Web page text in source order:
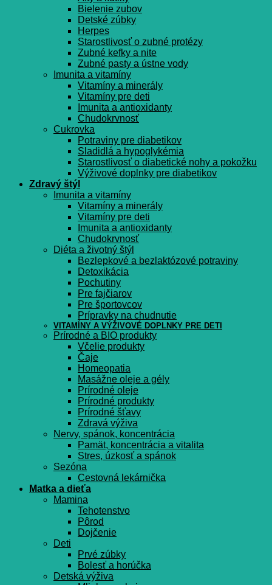
Bielenie zubov
Detské zúbky
Herpes
Starostlivosť o zubné protézy
Zubné kefky a nite
Zubné pasty a ústne vody
Imunita a vitamíny
Vitamíny a minerály
Vitamíny pre deti
Imunita a antioxidanty
Chudokrvnosť
Cukrovka
Potraviny pre diabetikov
Sladidlá a hypoglykémia
Starostlivosť o diabetické nohy a pokožku
Výživové doplnky pre diabetikov
Zdravý štýl
Imunita a vitamíny
Vitamíny a minerály
Vitamíny pre deti
Imunita a antioxidanty
Chudokrvnosť
Diéta a životný štýl
Bezlepkové a bezlaktózové potraviny
Detoxikácia
Pochutiny
Pre fajčiarov
Pre športovcov
Prípravky na chudnutie
VITAMÍNY A VÝŽIVOVÉ DOPLNKY PRE DETI
Prírodné a BIO produkty
Včelie produkty
Čaje
Homeopatia
Masážne oleje a gély
Prírodné oleje
Prírodné produkty
Prírodné šťavy
Zdravá výživa
Nervy, spánok, koncentrácia
Pamät, koncentrácia a vitalita
Stres, úzkosť a spánok
Sezóna
Cestovná lekárnička
Matka a dieťa
Mamina
Tehotenstvo
Pôrod
Dojčenie
Deti
Prvé zúbky
Bolesť a horúčka
Detská výživa